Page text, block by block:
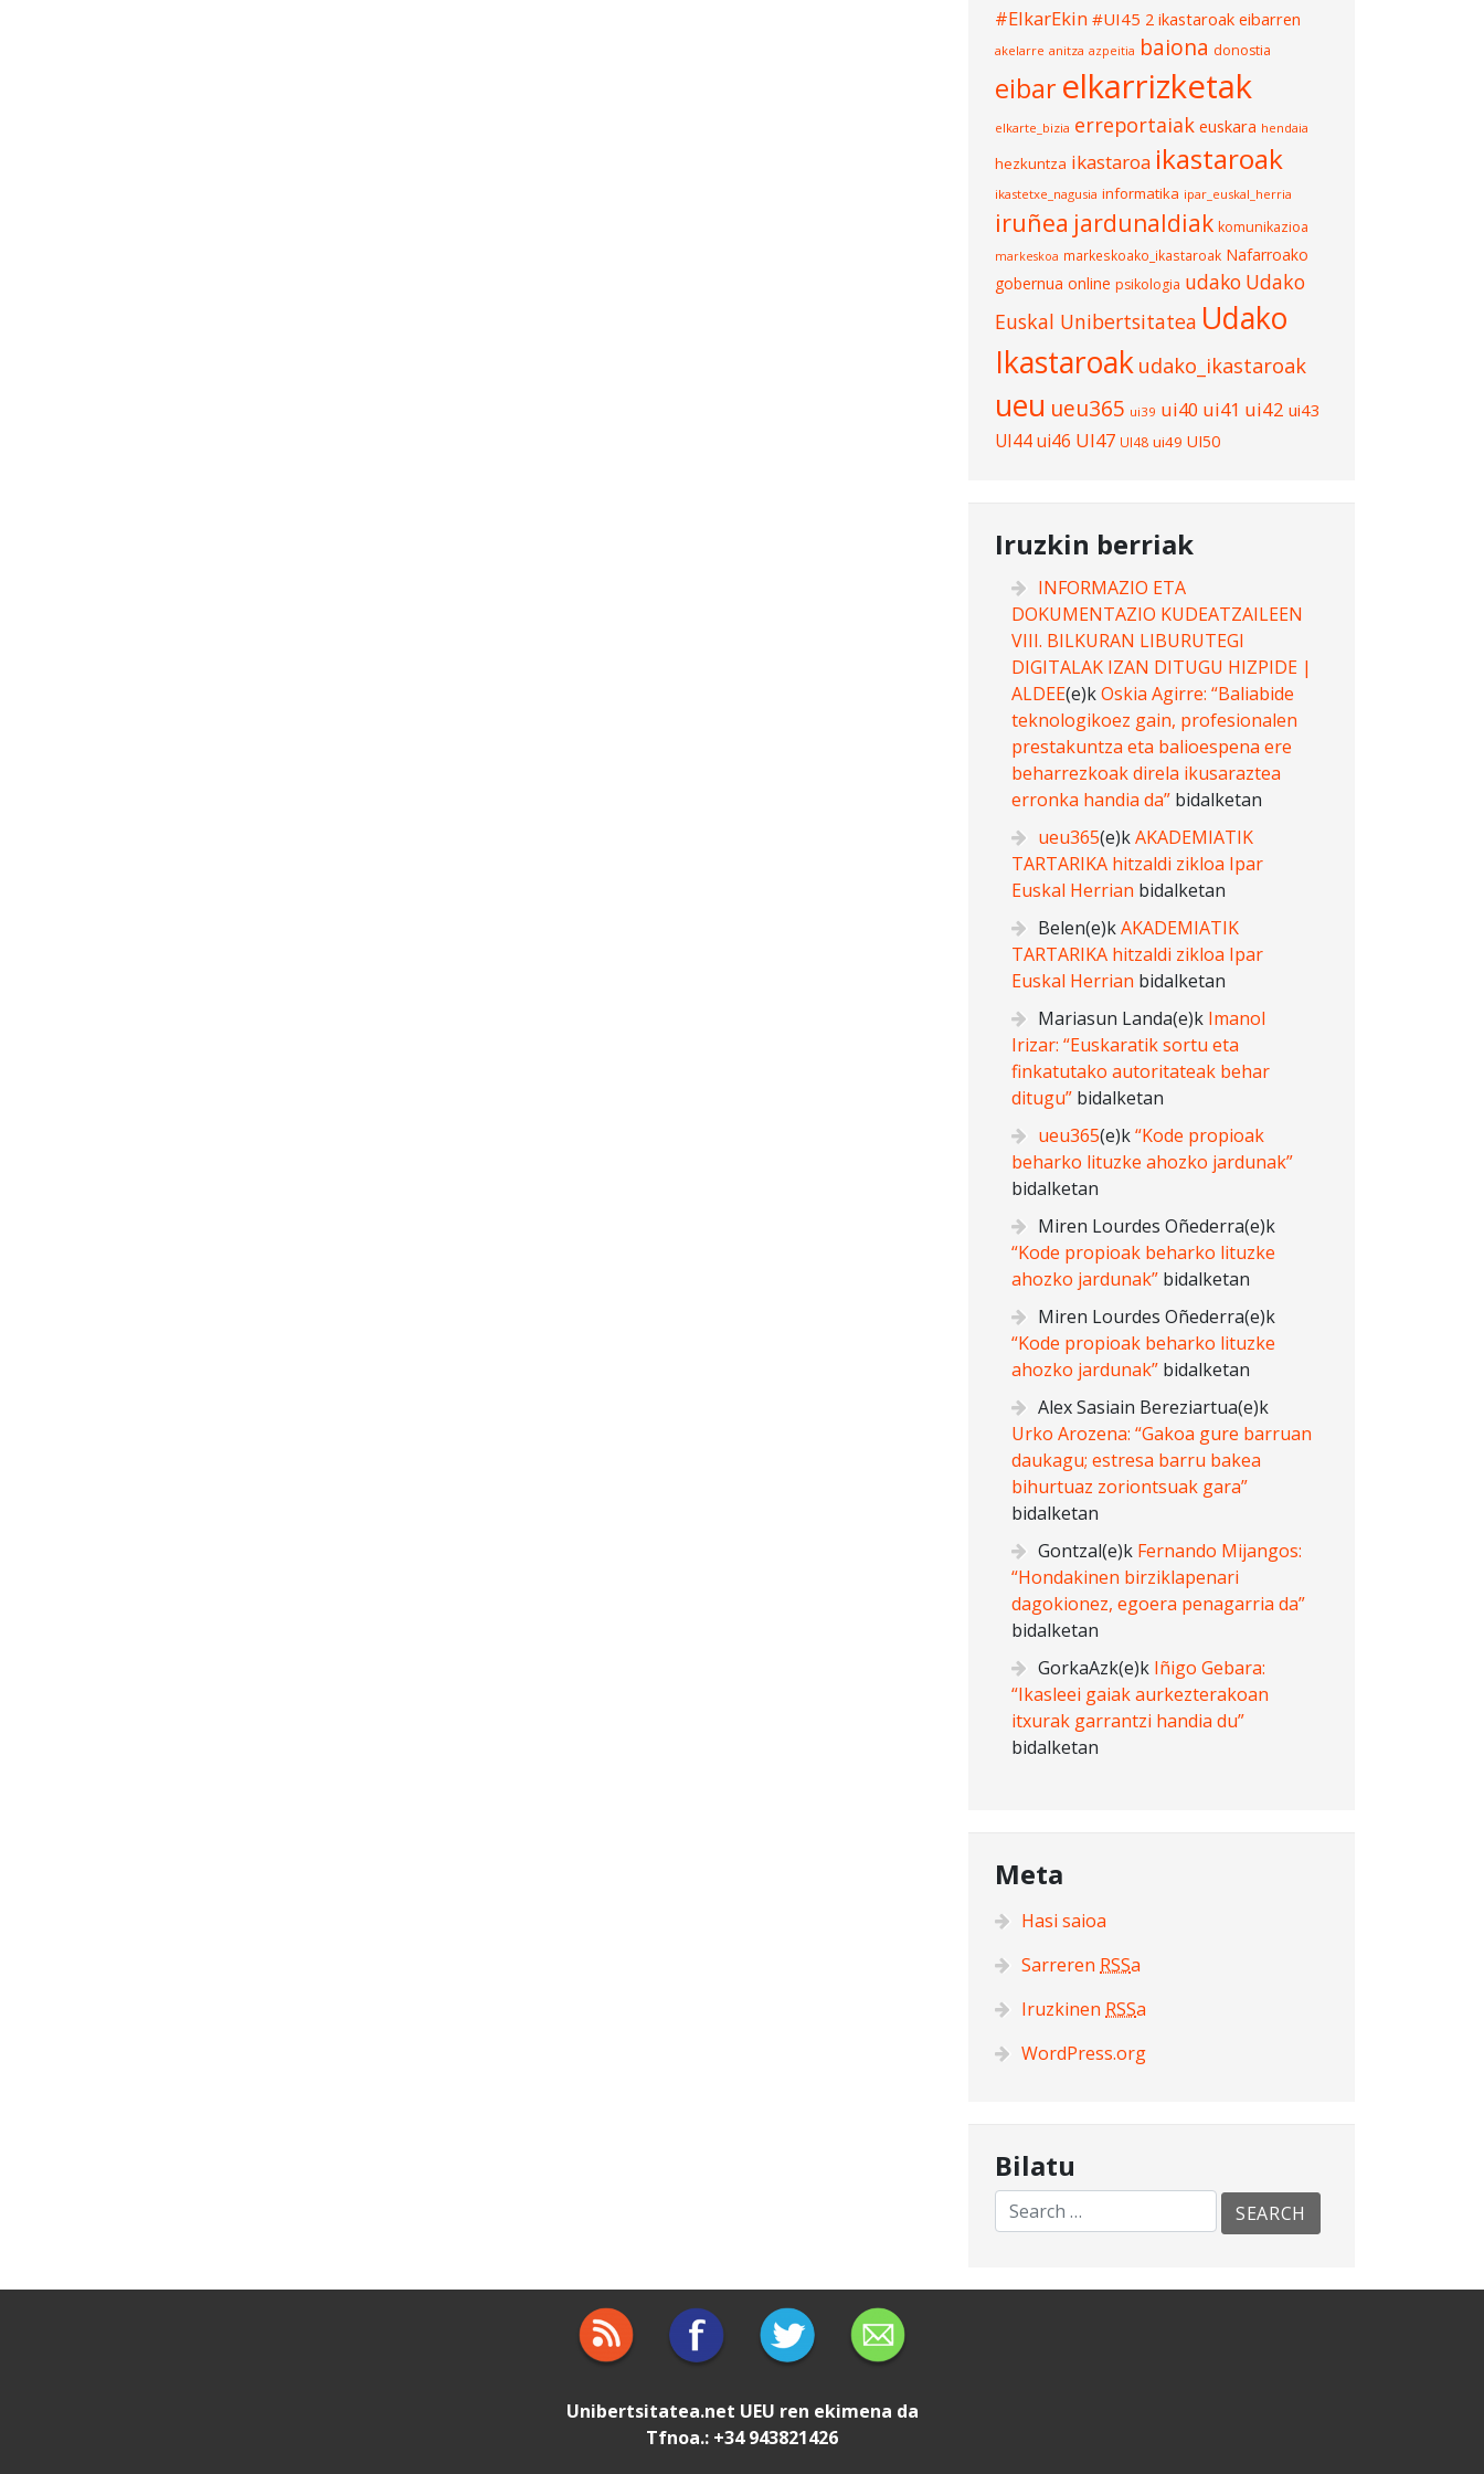
#ElkarEkin #UI45 2 ikastaroak eibarren
akelarre anitza azpeitia baiona donostia
eibar elkarrizketak
elkarte_bizia erreportaiak euskara hendaia
hezkuntza ikastaroa ikastaroak
ikastetxe_nagusia informatika ipar_euskal_herria
iruñea jardunaldiak komunikazioa
markeskoa markeskoako_ikastaroak Nafarroako
gobernua online psikologia udako Udako
Euskal Unibertsitatea Udako
Ikastaroak udako_ikastaroak
ueu ueu365 ui39 ui40 ui41 ui42 ui43
UI44ui46 UI47 UI48 ui49 UI50
Iruzkin berriak
INFORMAZIO ETA
DOKUMENTAZIO KUDEATZAILEEN
VIII. BILKURAN LIBURUTEGI
DIGITALAK IZAN DITUGU HIZPIDE |
ALDEE(e)kOskia Agirre: “Baliabide
teknologikoez gain, profesionalen
prestakuntza eta balioespena ere
beharrezkoak direla ikusaraztea
erronka handia da” bidalketan
ueu365(e)kAKADEMIATIK
TARTARIKA hitzaldi zikloa Ipar
Euskal Herrian bidalketan
Belen(e)kAKADEMIATIK
TARTARIKA hitzaldi zikloa Ipar
Euskal Herrian bidalketan
Mariasun Landa(e)k Imanol
Irizar: “Euskaratik sortu eta
finkatutako autoritateak behar
ditugu” bidalketan
ueu365(e)k“Kode propioak
beharko lituzke ahozko jardunak”
bidalketan
Miren Lourdes Oñederra(e)k
“Kode propioak beharko lituzke
ahozko jardunak” bidalketan
Miren Lourdes Oñederra(e)k
“Kode propioak beharko lituzke
ahozko jardunak” bidalketan
Alex Sasiain Bereziartua(e)k
Urko Arozena: “Gakoa gure barruan
daukagu; estresa barru bakea
bihurtuaz zoriontsuak gara”
bidalketan
Gontzal(e)k Fernando Mijangos:
“Hondakinen birziklapenari
dagokionez, egoera penagarria da”
bidalketan
GorkaAzk(e)k Iñigo Gebara:
“Ikasleei gaiak aurkezterakoan
itxurak garrantzi handia du”
bidalketan
Meta
Hasi saioa
Sarreren RSSa
Iruzkinen RSSa
WordPress.org
Bilatu
Unibertsitatea.net UEU ren ekimena da
Tfnoa.: +34 943821426